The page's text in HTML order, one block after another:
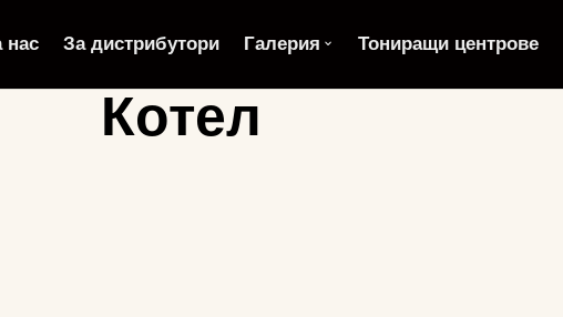
нас За дистрибутори Галерия Тониращи центрове
Котел